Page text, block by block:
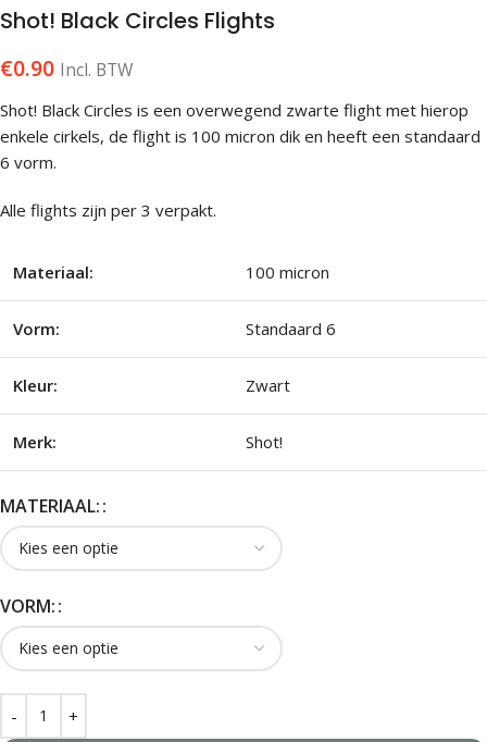
Shot! Black Circles Flights
€0.90 Incl. BTW
Shot! Black Circles is een overwegend zwarte flight met hierop
enkele cirkels, de flight is 100 micron dik en heeft een standaard
6 vorm.
Alle flights zijn per 3 verpakt.
Materiaal: 100 micron
Vorm: Standaard 6
Kleur: Zwart
Merk: Shot!
MATERIAAL:
VORM: